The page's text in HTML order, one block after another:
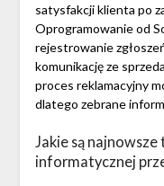
satysfakcji klienta po
Oprogramowanie od
rejestrowanie
komunikację ze
proces reklamacyjny
dlatego zebrane
Jakie są najnowsze
informatycznej